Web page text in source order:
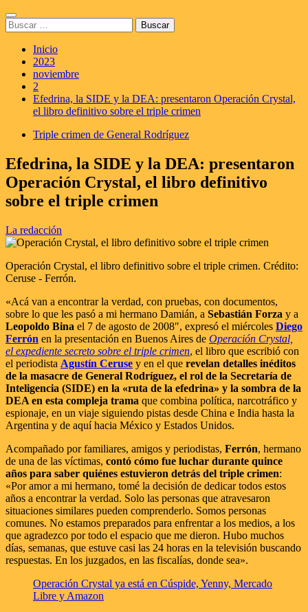
Saltar
al
contenido
Menú
principal
Buscar:
Inicio
2023
noviembre
2
Efedrina, la SIDE y la DEA: presentaron Operación Crystal,
el libro definitivo sobre el triple crimen
Triple crimen de General Rodríguez
Efedrina, la SIDE y la DEA: presentaron
Operación Crystal, el libro definitivo
sobre el triple crimen
La redacción
Operación Crystal, el libro definitivo sobre el triple crimen. Crédito:
Ceruse - Ferrón.
«Acá van a encontrar la verdad, con pruebas, con documentos,
sobre lo que les pasó a mi hermano Damián, a Sebastián Forza y a
Leopoldo Bina el 7 de agosto de 2008″, expresó el miércoles Diego
Ferrón en la presentación en Buenos Aires de Operación Crystal,
el expediente secreto sobre el triple crimen, el libro que escribió con
el periodista Agustín Ceruse y en el que revelan detalles inéditos
de la masacre de General Rodríguez, el rol de la Secretaría de
Inteligencia (SIDE) en la «ruta de la efedrina» y la sombra de la
DEA en esta compleja trama que combina política, narcotráfico y
espionaje, en un viaje siguiendo pistas desde China e India hasta la
Argentina y de aquí hacia México y Estados Unidos.
Acompañado por familiares, amigos y periodistas, Ferrón, hermano
de una de las víctimas, contó cómo fue luchar durante quince
años para saber quiénes estuvieron detrás del triple crimen:
«Por amor a mi hermano, tomé la decisión de dedicar todos estos
años a encontrar la verdad. Solo las personas que atravesaron
situaciones similares pueden comprenderlo. Somos personas
comunes. No estamos preparados para enfrentar a los medios, a los
que agradezco por todo el espacio que me dieron. Hubo muchos
días, semanas, que estuve casi las 24 horas en la televisión buscando
respuestas. En los juzgados, en las fiscalías, donde sea».
Operación Crystal ya está en Cúspide, Yenny, Mercado
Libre y Amazon